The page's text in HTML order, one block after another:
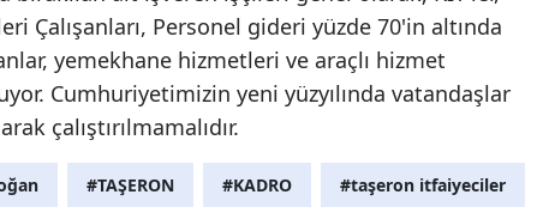
Yozgat
Zonguldak
Aksaray
Bayburt
Çalışanları, Personel gideri yüzde 70'in altında
yemekhane hizmetleri ve araçlı hizmet
Cumhuriyetimizin yeni yüzyılında vatandaşlar
çalıştırılmamalıdır.
#TAŞERON #KADRO #taşeron itfaiyeciler